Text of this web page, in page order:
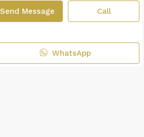
Send Message Call
WhatsApp